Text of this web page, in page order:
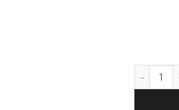
Repara